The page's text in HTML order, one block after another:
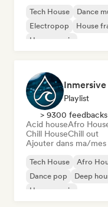
Tech House Dance
Electropop
House
House music
Playlist
> 9300
Acid houseAfro
Chill HouseChill out
Ajouter dans ma/mes
Tech House Afro
Dance pop
Deep
House music